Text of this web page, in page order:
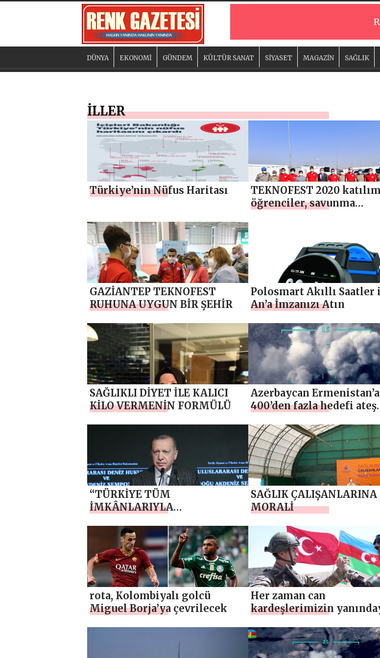
DÜNYA EKONOMİ GÜNDEM KÜLTÜR SANAT SİYASET MAGAZİN SAĞLIK
İLLER
Türkiye’nin Nüfus Haritası
TEKNOFEST 2020
öğrenciler, savunma
GAZİANTEP TEKNOFEST
RUHUNA UYGUN BİR ŞEHİR
Polosmart Akıllı Saatler
An’a İmzanızı Atın
SAĞLIKLI DİYET İLE KALICI
KİLO VERMENİN FORMÜLÜ
Azerbaycan
400’den fazla hedefi ateş
“TÜRKİYE TÜM
İMKÂNLARIYLA
OLMAYI SÜRDÜRECEK”
SAĞLIK ÇALIŞANLARINA
MORALİ
rota, Kolombiyalı golcü
Miguel Borja’ya çevrilecek
Her zaman can
kardeşlerimizin